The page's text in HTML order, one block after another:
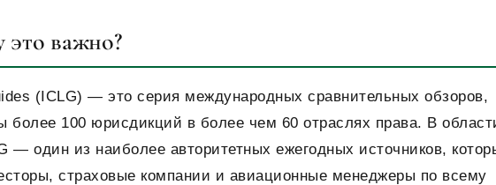
это важно?
(ICLG) — это серия международных сравнительных обзоров,
100 юрисдикций в более чем 60 отраслях права. В
— один из наиболее авторитетных ежегодных источников,
страховые компании и авиационные менеджеры по всему